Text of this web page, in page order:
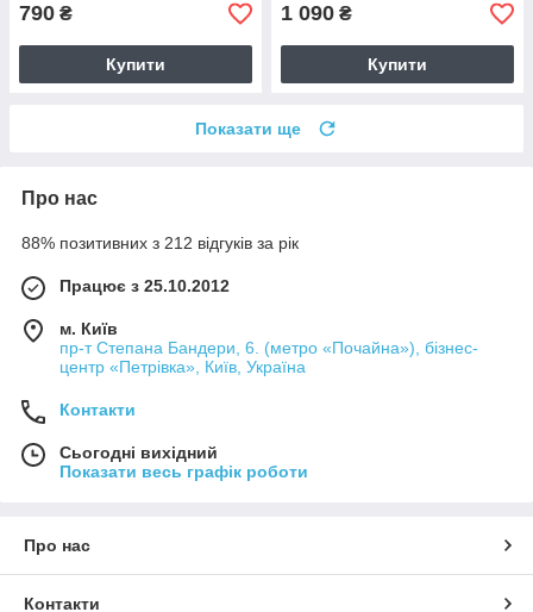
790 ₴
Купити
1 090 ₴
Купити
Показати ще
Про нас
88% позитивних з 212 відгуків за рік
Працює з 25.10.2012
м. Київ
пр-т Степана Бандери, 6. (метро «Почайна»), бізнес-
центр «Петрівка», Київ, Україна
Контакти
Сьогодні вихідний
Показати весь графік роботи
Про нас
Контакти